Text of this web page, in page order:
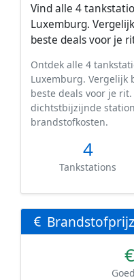
Vind alle 4
Luxemburg.
beste deals voor je
Ontdek alle 4
Luxemburg.
beste deals voor je
dichtstbijzijnde
brandstofkosten.
4
Tankstations